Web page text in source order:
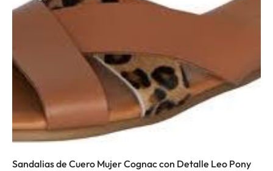
Sandalias de Cuero Mujer Cognac con Detalle Leo Pony